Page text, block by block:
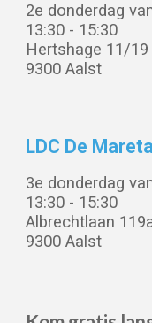
2e donderdag
13:30 - 15:30
Hertshage 11/19
9300 Aalst
LDC De
3e donderdag
13:30 - 15:30
Albrechtlaan
9300 Aalst